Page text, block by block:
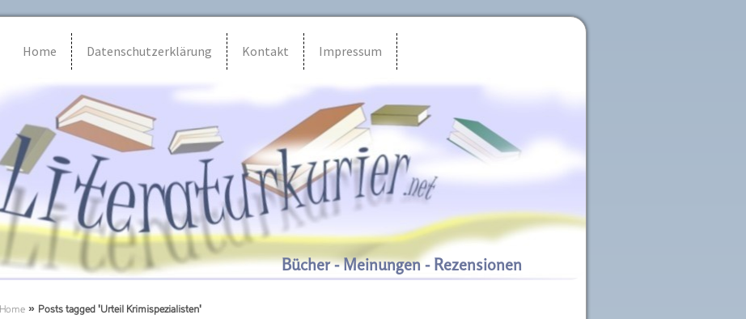
Home Datenschutzerklärung Kontakt Impressum
Bücher - Meinungen - Rezensionen
Home » Posts tagged 'Urteil Krimispezialisten'